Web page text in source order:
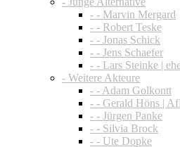
- - Marvin Mergard
- - Robert Teske
- - Jonas Schick
- - Jens Schaefer
- - Lars Steinke |
- Weitere Akteure
- - Adam Golkontt
- - Gerald Höns |
- - Jürgen Panke
- - Silvia Brock
- - Ute Dopke